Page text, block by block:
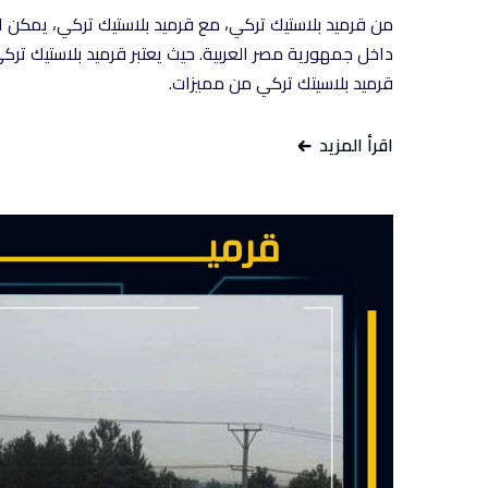
من قرميد بلاستيك تركي، مع قرميد بلاستيك تركي، يمكن
داخل جمهورية مصر العربية. حيث يعتبر قرميد بلاستيك
قرميد بلاسيتك تركي من مميزات.
اقرأ المزيد